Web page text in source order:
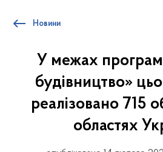
Новини
У межах
будівництво»
реалізовано 715
областях